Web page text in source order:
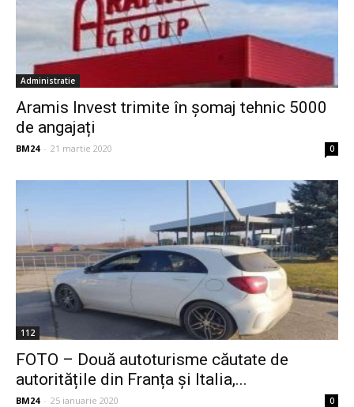
Administratie
Aramis Invest trimite în șomaj tehnic 5000
de angajați
BM24 - 21 martie 2020 0
112
FOTO – Două autoturisme căutate de
autoritățile din Franța și Italia,...
BM24 - 25 ianuarie 2020 0